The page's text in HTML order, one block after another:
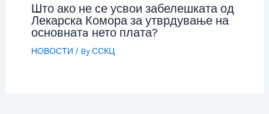
Што ако не се усвои забелешката од
Лекарска Комора за утврдување на
основнатa нето плата?
НОВОСТИ / ByССКЦ